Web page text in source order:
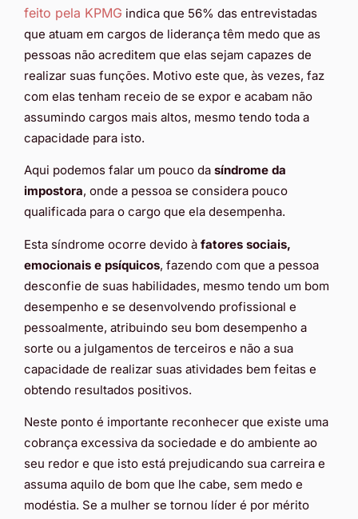
feito pela KPMG indica que 56% das entrevistadas
que atuam em cargos de liderança têm medo que as
pessoas não acreditem que elas sejam capazes de
realizar suas funções. Motivo este que, às vezes, faz
com elas tenham receio de se expor e acabam não
assumindo cargos mais altos, mesmo tendo toda a
capacidade para isto.
Aqui podemos falar um pouco da síndrome da
impostora, onde a pessoa se considera pouco
qualificada para o cargo que ela desempenha.
Esta síndrome ocorre devido à fatores sociais,
emocionais e psíquicos, fazendo com que a pessoa
desconfie de suas habilidades, mesmo tendo um bom
desempenho e se desenvolvendo profissional e
pessoalmente, atribuindo seu bom desempenho a
sorte ou a julgamentos de terceiros e não a sua
capacidade de realizar suas atividades bem feitas e
obtendo resultados positivos.
Neste ponto é importante reconhecer que existe uma
cobrança excessiva da sociedade e do ambiente ao
seu redor e que isto está prejudicando sua carreira e
assuma aquilo de bom que lhe cabe, sem medo e
modéstia. Se a mulher se tornou líder é por mérito